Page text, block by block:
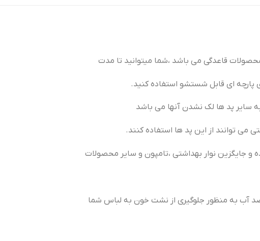
قاعدگی می باشد ،شما میتوانید تا مدت
پارچه ای قابل شستشو استفاده کنید.
سایر پد ها لک نشدن آنها می باشد
می توانند از این پد ها استفاده کنند.
و جایگزین نوار بهداشتی ،تامپون و سایر محصولات
ضد آب به منظور جلوگیری از نشت خون به لباس شما